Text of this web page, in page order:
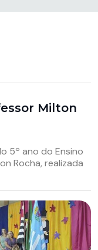
Milton
5º ano do Ensino
Rocha, realizada